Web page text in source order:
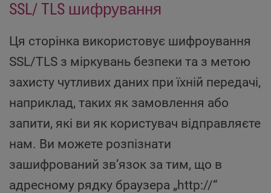
SSL/ TLS шифрування
Ця сторінка використовує шифроування
SSL/TLS з міркувань безпеки та з метою
захисту чутливих даних при їхній передачі,
наприклад, таких як замовлення або
запити, які ви як користувач відправляєте
нам. Ви можете розпізнати
зашифрований зв’язок за тим, що в
адресному рядку браузера „http://“